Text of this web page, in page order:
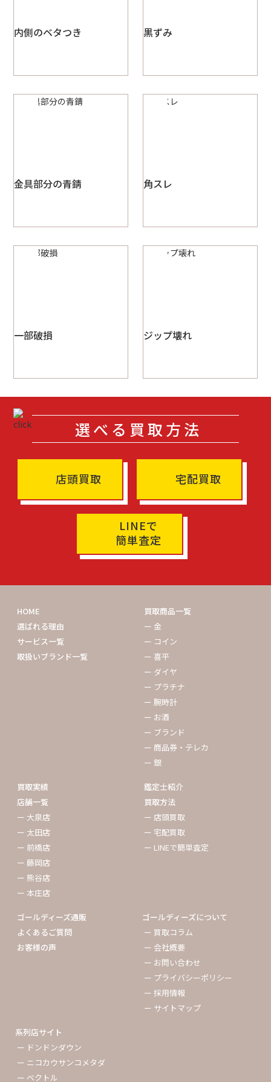
内側のベタつき 黒ずみ
金具部分の青錆 角スレ
一部破損 ジップ壊れ
選べる買取方法
店頭買取 宅配買取
LINEで
簡単査定
HOME
選ばれる理由
サービス一覧
取扱いブランド一覧
買取商品一覧
ー 金
ー コイン
ー 喜平
ー ダイヤ
ー プラチナ
ー 腕時計
ー お酒
ー ブランド
ー 商品券・テレカ
ー 銀
買取実績
店舗一覧
ー 大泉店
ー 太田店
ー 前橋店
ー 藤岡店
ー 熊谷店
ー 本庄店
鑑定士紹介
買取方法
ー 店頭買取
ー 宅配買取
ー LINEで簡単査定
ゴールディーズ通販
よくあるご質問
お客様の声
ゴールディーズについて
ー 買取コラム
ー 会社概要
ー お問い合わせ
ー プライバシーポリシー
ー 採用情報
ー サイトマップ
系列店サイト
ー ドンドンダウン
ー ニコカウサンコメタダ
ー ベクトル